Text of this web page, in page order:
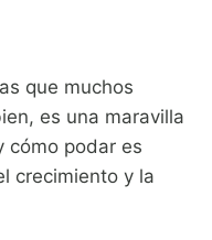
que muchos
es una maravilla
cómo podar es
crecimiento y la